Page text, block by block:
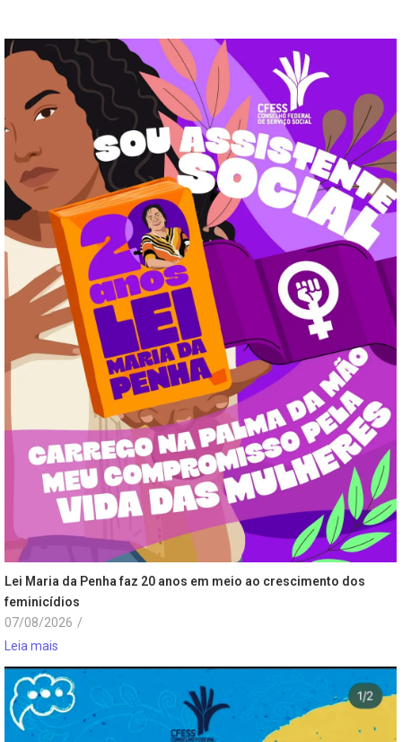
Lei Maria da Penha faz 20 anos em meio ao crescimento dos
feminicídios
07/08/2026 /
Leia mais